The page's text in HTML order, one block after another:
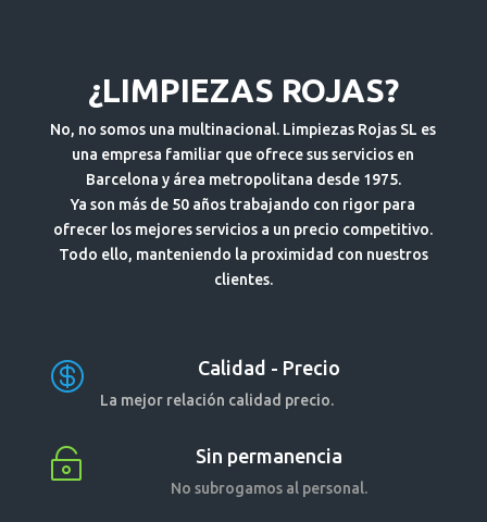
¿LIMPIEZAS ROJAS?
No, no somos una multinacional. Limpiezas Rojas SL es
una empresa familiar que ofrece sus servicios en
Barcelona y área metropolitana desde 1975.
Ya son más de 50 años trabajando con rigor para
ofrecer los mejores servicios a un precio competitivo.
Todo ello, manteniendo la proximidad con nuestros
clientes.
 Calidad - Precio
La mejor relación calidad precio.
 Sin permanencia
No subrogamos al personal.